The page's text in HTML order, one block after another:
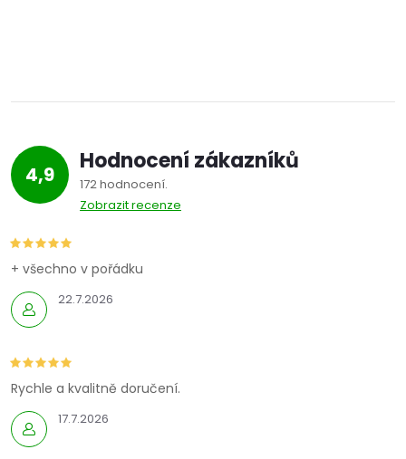
4,9 Hodnocení zákazníků
172 hodnocení
Zobrazit recenze
22.7.2026
+ všechno v pořádku
17.7.2026
Rychle a kvalitně doručení.